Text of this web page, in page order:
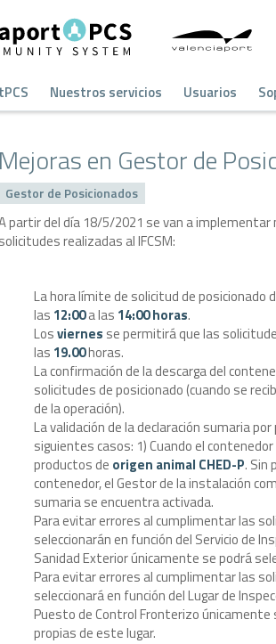
Nuestros servicios Usuarios
Mejoras en Gestor de
Gestor de Posicionados
partir del día 18/5/2021 se van a
solicitudes realizadas al IFCSM:
La hora límite de solicitud de posicionado
las 12:00a las 14:00 horas.
Losviernes se permitirá que las
las 19.00horas.
La confirmación de la descarga del
solicitudes de posicionado (cuando se
de la operación).
La validación de la declaración sumaria
siguientes casos: 1) Cuando el
productos de origen animal CHED-P. Sin
contenedor, el Gestor de la instalación
sumaria se encuentra activada.
Para evitar errores al cumplimentar las
seleccionarán en función del Servicio de
Sanidad Exterior únicamente se podrá
Para evitar errores al cumplimentar las
seleccionará en función del Lugar de
Puesto de Control Fronterizo únicamente
propias de este lugar.